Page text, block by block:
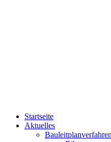
Startseite
Aktuelles
Bauleitplanverfahren